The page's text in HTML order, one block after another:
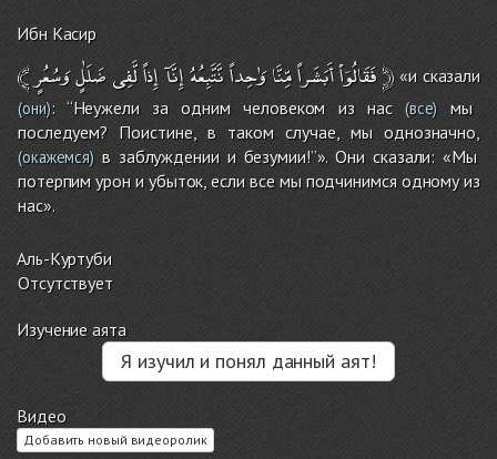
Ибн Касир
﴾ فَقَالُوۤاْأَبَشَراًمِّنَّاوَٰحِداًنَّتَّبِعُهُإِنَّآإِذاًلَّفِىضَلَٰلٍوَسُعُرٍ ﴿«и сказали
(они): ‘‘Неужели за одним человеком из нас(все) мы
последуем? Поистине, в таком случае, мы однозначно,
(окажемся) в заблуждении и безумии!’’». Они сказали: «Мы
потерпим урон и убыток, если все мы подчинимся одному из
нас».
Аль-Куртуби
Отсутствует
Изучение аята
Я изучил и понял данный аят!
Видео
Добавить новый видеоролик